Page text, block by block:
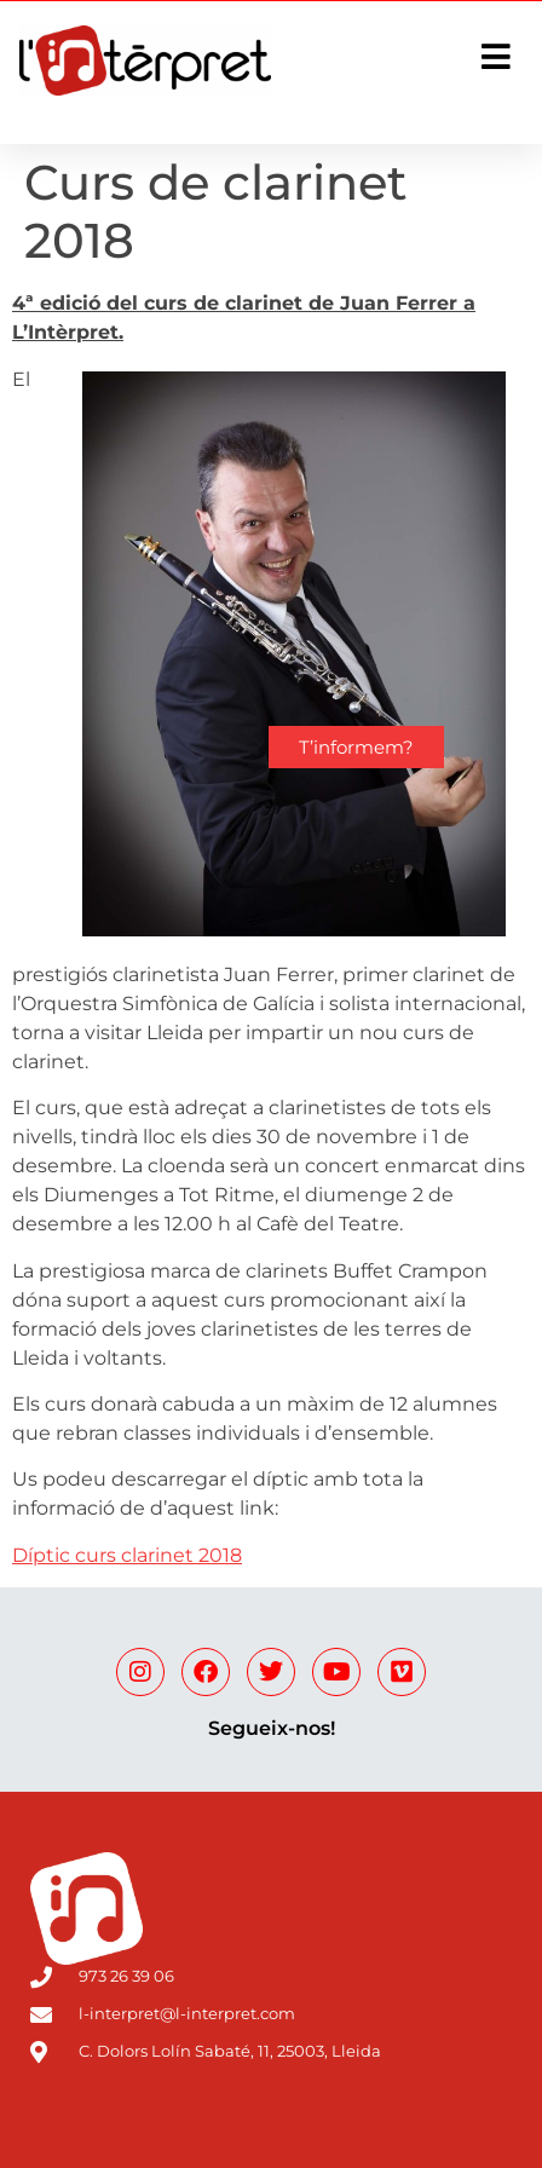
T’informem?
Curs de clarinet
2018
4ª edició del curs de clarinet de Juan Ferrer a
L’Intèrpret.
El
prestigiós clarinetista Juan Ferrer, primer clarinet de
l’Orquestra Simfònica de Galícia i solista internacional,
torna a visitar Lleida per impartir un nou curs de
clarinet.
El curs, que està adreçat a clarinetistes de tots els
nivells, tindrà lloc els dies 30 de novembre i 1 de
desembre. La cloenda serà un concert enmarcat dins
els Diumenges a Tot Ritme, el diumenge 2 de
desembre a les 12.00 h al Cafè del Teatre.
La prestigiosa marca de clarinets Buffet Crampon
dóna suport a aquest curs promocionant així la
formació dels joves clarinetistes de les terres de
Lleida i voltants.
Els curs donarà cabuda a un màxim de 12 alumnes
que rebran classes individuals i d’ensemble.
Us podeu descarregar el díptic amb tota la
informació de d’aquest link:
Díptic curs clarinet 2018
Segueix-nos!
973 26 39 06
l-interpret@l-interpret.com
C. Dolors Lolín Sabaté, 11, 25003, Lleida